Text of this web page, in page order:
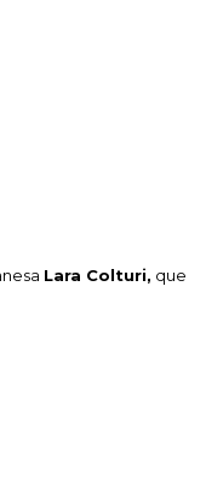
Lara Colturi, que